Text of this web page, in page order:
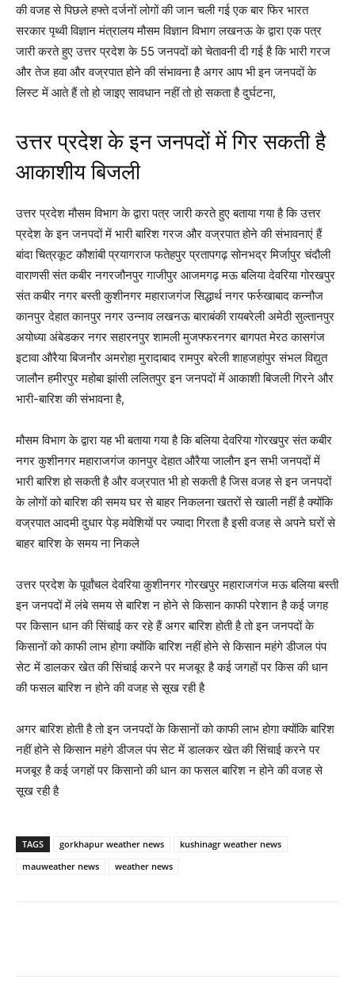
की वजह से पिछले हफ्ते दर्जनों लोगों की जान चली गई एक बार फिर भारत
सरकार पृथ्वी विज्ञान मंत्रालय मौसम विज्ञान विभाग लखनऊ के द्वारा एक पत्र
जारी करते हुए उत्तर प्रदेश के 55 जनपदों को चेतावनी दी गई है कि भारी गरज
और तेज हवा और वज्रपात होने की संभावना है अगर आप भी इन जनपदों के
लिस्ट में आते हैं तो हो जाइए सावधान नहीं तो हो सकता है दुर्घटना,
उत्तर प्रदेश के इन जनपदों में गिर सकती है
आकाशीय बिजली
उत्तर प्रदेश मौसम विभाग के द्वारा पत्र जारी करते हुए बताया गया है कि उत्तर
प्रदेश के इन जनपदों में भारी बारिश गरज और वज्रपात होने की संभावनाएं हैं
बांदा चित्रकूट कौशांबी प्रयागराज फतेहपुर प्रतापगढ़ सोनभद्र मिर्जापुर चंदौली
वाराणसी संत कबीर नगरजौनपुर गाजीपुर आजमगढ़ मऊ बलिया देवरिया गोरखपुर
संत कबीर नगर बस्ती कुशीनगर महाराजगंज सिद्धार्थ नगर फर्रुखाबाद कन्नौज
कानपुर देहात कानपुर नगर उन्नाव लखनऊ बाराबंकी रायबरेली अमेठी सुल्तानपुर
अयोध्या अंबेडकर नगर सहारनपुर शामली मुजफ्फरनगर बागपत मेरठ कासगंज
इटावा औरैया बिजनौर अमरोहा मुरादाबाद रामपुर बरेली शाहजहांपुर संभल विद्युत
जालौन हमीरपुर महोबा झांसी ललितपुर इन जनपदों में आकाशी बिजली गिरने और
भारी-बारिश की संभावना है,
मौसम विभाग के द्वारा यह भी बताया गया है कि बलिया देवरिया गोरखपुर संत कबीर
नगर कुशीनगर महाराजगंज कानपुर देहात औरैया जालौन इन सभी जनपदों में
भारी बारिश हो सकती है और वज्रपात भी हो सकती है जिस वजह से इन जनपदों
के लोगों को बारिश की समय घर से बाहर निकलना खतरों से खाली नहीं है क्योंकि
वज्रपात आदमी दुधार पेड़ मवेशियों पर ज्यादा गिरता है इसी वजह से अपने घरों से
बाहर बारिश के समय ना निकले
उत्तर प्रदेश के पूर्वांचल देवरिया कुशीनगर गोरखपुर महाराजगंज मऊ बलिया बस्ती
इन जनपदों में लंबे समय से बारिश न होने से किसान काफी परेशान है कई जगह
पर किसान धान की सिंचाई कर रहे हैं अगर बारिश होती है तो इन जनपदों के
किसानों को काफी लाभ होगा क्योंकि बारिश नहीं होने से किसान महंगे डीजल पंप
सेट में डालकर खेत की सिंचाई करने पर मजबूर है कई जगहों पर किस की धान
की फसल बारिश न होने की वजह से सूख रही है
अगर बारिश होती है तो इन जनपदों के किसानों को काफी लाभ होगा क्योंकि बारिश
नहीं होने से किसान महंगे डीजल पंप सेट में डालकर खेत की सिंचाई करने पर
मजबूर है कई जगहों पर किसानो की धान का फसल बारिश न होने की वजह से
सूख रही है
TAGS gorkhapur weather news
kushinagr weather news
mauweather news
weather news